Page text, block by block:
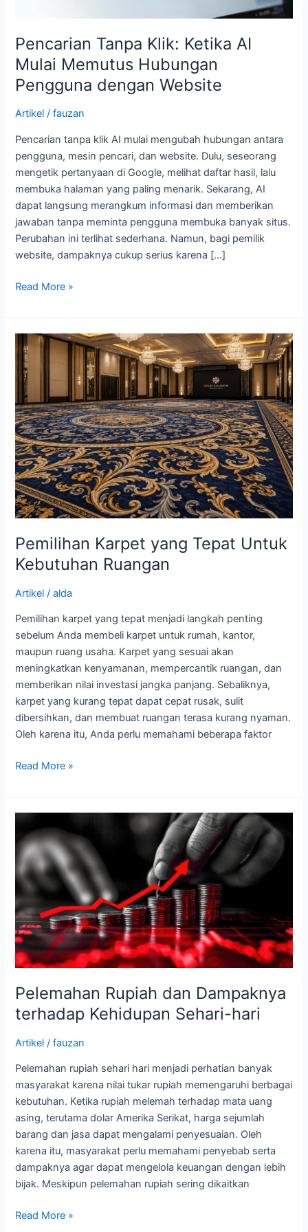
Pencarian Tanpa Klik: Ketika AI
Mulai Memutus Hubungan
Pengguna dengan Website
Artikel /fauzan
Pencarian tanpa klik AI mulai mengubah hubungan antara
pengguna, mesin pencari, dan website. Dulu, seseorang
mengetik pertanyaan di Google, melihat daftar hasil, lalu
membuka halaman yang paling menarik. Sekarang, AI
dapat langsung merangkum informasi dan memberikan
jawaban tanpa meminta pengguna membuka banyak situs.
Perubahan ini terlihat sederhana. Namun, bagi pemilik
website, dampaknya cukup serius karena […]
Read More »
Pemilihan Karpet yang Tepat Untuk
Kebutuhan Ruangan
Artikel /alda
Pemilihan karpet yang tepat menjadi langkah penting
sebelum Anda membeli karpet untuk rumah, kantor,
maupun ruang usaha. Karpet yang sesuai akan
meningkatkan kenyamanan, mempercantik ruangan, dan
memberikan nilai investasi jangka panjang. Sebaliknya,
karpet yang kurang tepat dapat cepat rusak, sulit
dibersihkan, dan membuat ruangan terasa kurang nyaman.
Oleh karena itu, Anda perlu memahami beberapa faktor
Pemilihan
Karpet
yang
Tepat
Untuk
Kebutuhan
Ruangan
Read More »
Pelemahan Rupiah dan Dampaknya
terhadap Kehidupan Sehari-hari
Artikel /fauzan
Pelemahan rupiah sehari hari menjadi perhatian banyak
masyarakat karena nilai tukar rupiah memengaruhi berbagai
kebutuhan. Ketika rupiah melemah terhadap mata uang
asing, terutama dolar Amerika Serikat, harga sejumlah
barang dan jasa dapat mengalami penyesuaian. Oleh
karena itu, masyarakat perlu memahami penyebab serta
dampaknya agar dapat mengelola keuangan dengan lebih
bijak. Meskipun pelemahan rupiah sering dikaitkan
Pelemahan
Rupiah
dan
Dampaknya
terhadap
Kehidupan
Sehari-
hari
Read More »